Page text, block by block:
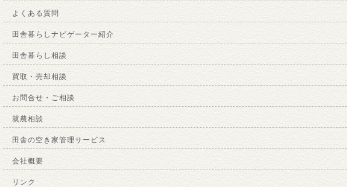
よくある質問
田舎暮らしナビゲーター紹介
田舎暮らし相談
買取・売却相談
お問合せ・ご相談
就農相談
田舎の空き家管理サービス
会社概要
リンク